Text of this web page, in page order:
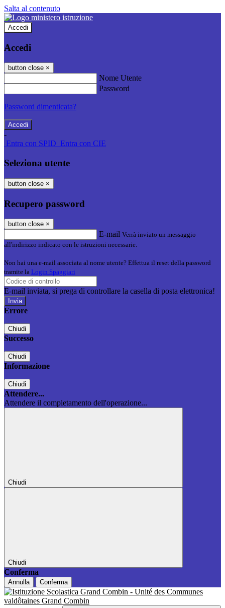
Salta al contenuto
Accedi
Accedi
button close ×
Nome Utente
Password
Password dimenticata?
-
Entra con SPID Entra con CIE
Seleziona utente
button close ×
Recupero password
button close ×
E-mail Verrà inviato un messaggio
all'indirizzo indicato con le istruzioni necessarie.
Non hai una e-mail associata al nome utente? Effettua il reset della password
tramite la Login Spaggiari
E-mail inviata, si prega di controllare la casella di posta elettronica!
Errore
Chiudi
Successo
Chiudi
Informazione
Chiudi
Attendere...
Attendere il completamento dell'operazione...
Chiudi
Chiudi
Conferma
Annulla Conferma